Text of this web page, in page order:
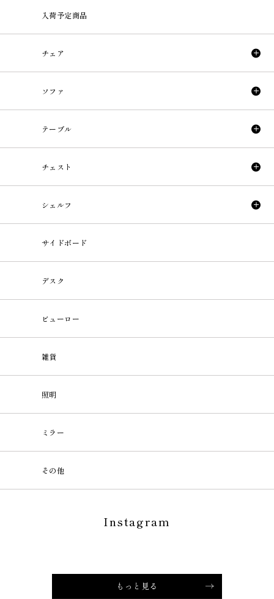
入荷予定商品
チェア
ソファ
テーブル
チェスト
シェルフ
サイドボード
デスク
ビューロー
雑貨
照明
ミラー
その他
Instagram
もっと見る